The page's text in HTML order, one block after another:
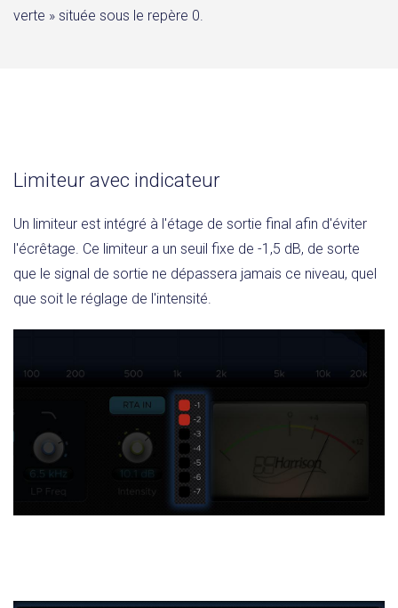
verte » située sous le repère 0.
Limiteur avec indicateur
Un limiteur est intégré à l'étage de sortie final afin d'éviter
l'écrêtage. Ce limiteur a un seuil fixe de -1,5 dB, de sorte
que le signal de sortie ne dépassera jamais ce niveau, quel
que soit le réglage de l'intensité.